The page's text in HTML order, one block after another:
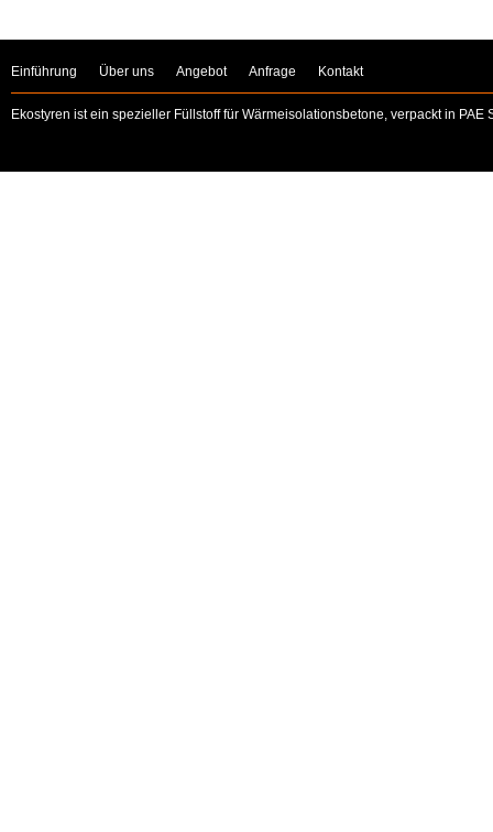
Einführung Über uns Angebot Anfrage Kontakt
Ekostyren ist ein spezieller Füllstoff für Wärmeisolationsbetone, verpackt in